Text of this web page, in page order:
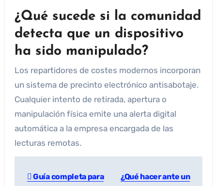
¿Qué sucede si la comunidad
detecta que un dispositivo
ha sido manipulado?
Los repartidores de costes modernos incorporan
un sistema de precinto electrónico antisabotaje.
Cualquier intento de retirada, apertura o
manipulación física emite una alerta digital
automática a la empresa encargada de las
lecturas remotas.
Guía completa para
¿Qué hacer ante un